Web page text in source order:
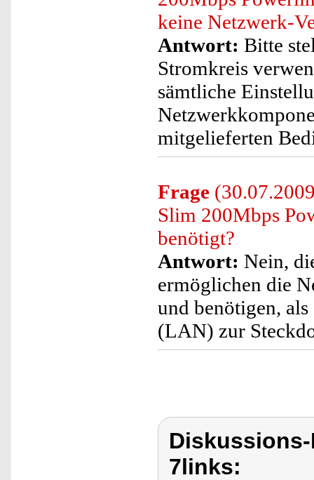
keine Netzwerk-
Antwort: Bitte
Stromkreis
sämtliche
mitgelieferten
Frage
Slim 200Mbps
benötigt?
Antwort: Nein,
ermöglichen die
und benötigen,
(LAN) zur
7links: